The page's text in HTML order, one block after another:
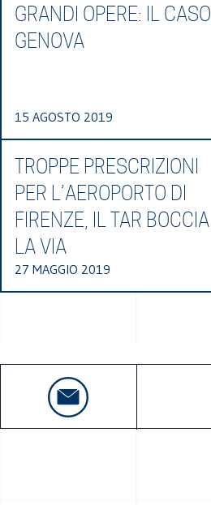
GRANDI OPERE: IL CASO
GENOVA
15 AGOSTO 2019
TROPPE PRESCRIZIONI
PER L’AEROPORTO DI
FIRENZE, IL TAR BOCCIA
LA VIA
27 MAGGIO 2019